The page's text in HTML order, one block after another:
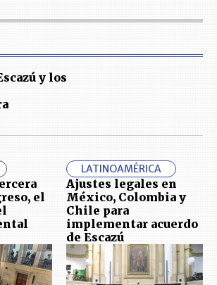
y los
el
LATINOAMÉRICA
Ajustes legales en
México, Colombia y
Chile para
implementar acuerdo
de Escazú